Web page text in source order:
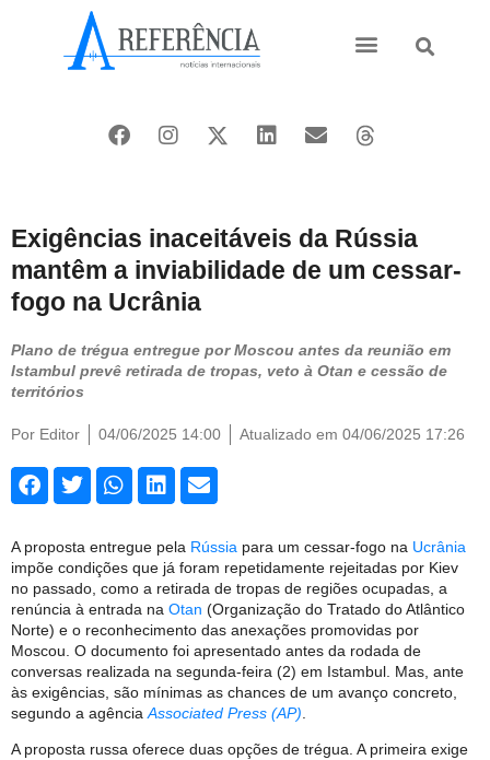
Exigências inaceitáveis da Rússia
mantêm a inviabilidade de um cessar-
fogo na Ucrânia
Plano de trégua entregue por Moscou antes da reunião em
Istambul prevê retirada de tropas, veto à Otan e cessão de
territórios
Por Editor 04/06/2025 14:00 Atualizado em 04/06/2025 17:26
A proposta entregue pela Rússia para um cessar-fogo na Ucrânia
impõe condições que já foram repetidamente rejeitadas por Kiev
no passado, como a retirada de tropas de regiões ocupadas, a
renúncia à entrada na Otan (Organização do Tratado do Atlântico
Norte) e o reconhecimento das anexações promovidas por
Moscou. O documento foi apresentado antes da rodada de
conversas realizada na segunda-feira (2) em Istambul. Mas, ante
às exigências, são mínimas as chances de um avanço concreto,
segundo a agência Associated Press (AP)
A proposta russa oferece duas opções de trégua. A primeira exige